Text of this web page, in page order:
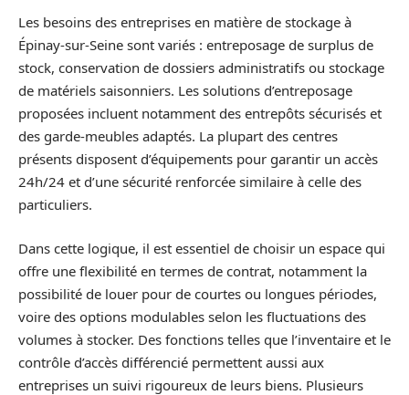
Les besoins des entreprises en matière de stockage à
Épinay-sur-Seine sont variés : entreposage de surplus de
stock, conservation de dossiers administratifs ou stockage
de matériels saisonniers. Les solutions d’entreposage
proposées incluent notamment des entrepôts sécurisés et
des garde-meubles adaptés. La plupart des centres
présents disposent d’équipements pour garantir un accès
24h/24 et d’une sécurité renforcée similaire à celle des
particuliers.
Dans cette logique, il est essentiel de choisir un espace qui
offre une flexibilité en termes de contrat, notamment la
possibilité de louer pour de courtes ou longues périodes,
voire des options modulables selon les fluctuations des
volumes à stocker. Des fonctions telles que l’inventaire et le
contrôle d’accès différencié permettent aussi aux
entreprises un suivi rigoureux de leurs biens. Plusieurs